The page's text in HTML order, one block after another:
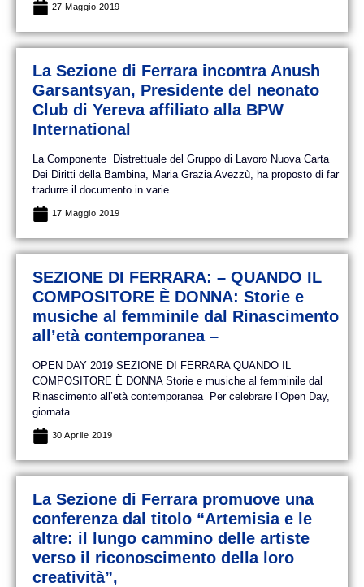
27 Maggio 2019
La Sezione di Ferrara incontra Anush
Garsantsyan, Presidente del neonato
Club di Yereva affiliato alla BPW
International
La Componente Distrettuale del Gruppo di Lavoro Nuova Carta
Dei Diritti della Bambina, Maria Grazia Avezzù, ha proposto di far
tradurre il documento in varie ...
17 Maggio 2019
SEZIONE DI FERRARA: – QUANDO IL
COMPOSITORE È DONNA: Storie e
musiche al femminile dal Rinascimento
all’età contemporanea –
OPEN DAY 2019 SEZIONE DI FERRARA QUANDO IL
COMPOSITORE È DONNA Storie e musiche al femminile dal
Rinascimento all’età contemporanea Per celebrare l’Open Day,
giornata ...
30 Aprile 2019
La Sezione di Ferrara promuove una
conferenza dal titolo “Artemisia e le
altre: il lungo cammino delle artiste
verso il riconoscimento della loro
creatività”,